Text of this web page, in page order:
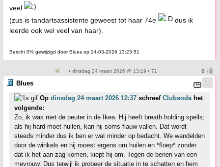
veel
(zus is tandartsassistente geweest tot haar 74e
dus ik
leerde ook wel veel van haar).
Bericht 0% gewijzigd door Blues op 24-03-2026 13:23:51
• dinsdag 24 maart 2026 @ 13:19 • 71
Blues
Op dinsdag 24 maart 2026 12:37 schreef Clubsodahet
volgende:
Zo, ik was met de peuter in de Ikea. Hij heeft breath holding spells;
als hij hard moet huilen, kan hij soms flauw vallen. Dat wordt
steeds minder dus ik ben er wat minder op bedacht. We wandelden
door de winkels en hij moest ergens om huilen en *floep* zonder
dat ik het aan zag komen, kiept hij om. Tegen de benen van een
mevrouw. Dus terwijl ik probeer de situatie in te schatten en hem